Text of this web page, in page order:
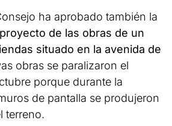
ha aprobado también la
de las obras de un
situado en la avenida de
obras se paralizaron el
porque durante la
de pantalla se produjeron
terreno.